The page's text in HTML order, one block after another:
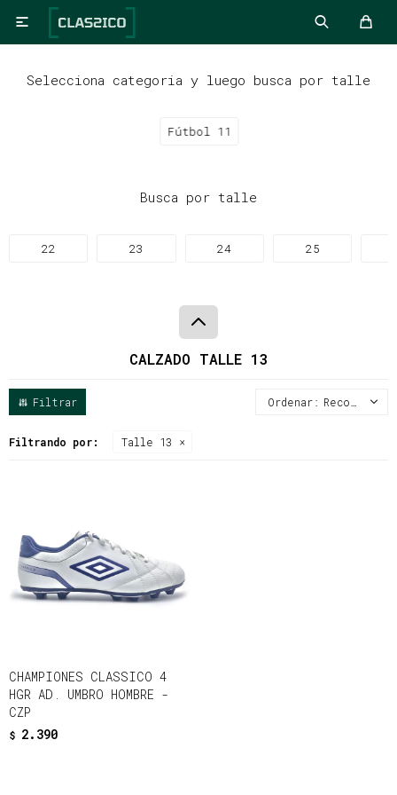

Selecciona categoria y luego busca por talle
Fútbol 11
Busca por talle
22 23 24 25
CALZADO TALLE 13
Recomendados
Filtrando por: Talle 13
CHAMPIONES CLASSICO 4
HGR AD. UMBRO HOMBRE -
CZP
$ 2.390